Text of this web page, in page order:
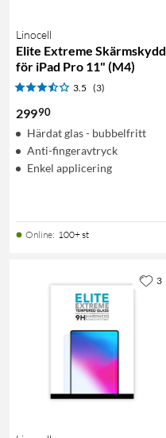
Linocell
Elite Extreme Skärmskydd
för iPad Pro 11" (M4)
3.5 (3)
29990
Härdat glas - bubbelfritt
Anti-fingeravtryck
Enkel applicering
Online: 100+ st
3